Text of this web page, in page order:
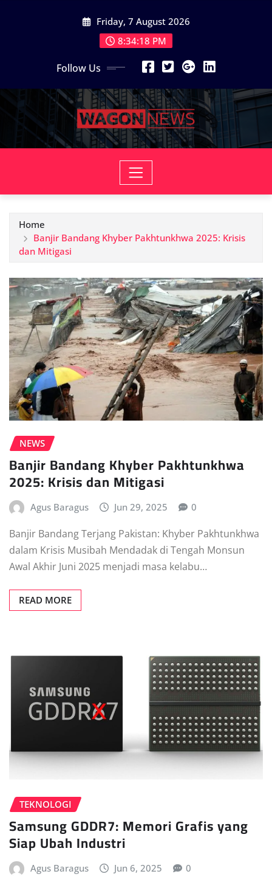
Friday, 7 August 2026
8:34:19 PM
Follow Us
Home
Banjir Bandang Khyber Pakhtunkhwa 2025: Krisis
dan Mitigasi
NEWS
Banjir Bandang Khyber Pakhtunkhwa
2025: Krisis dan Mitigasi
Agus Baragus Jun 29, 2025 0
Banjir Bandang Terjang Pakistan: Khyber Pakhtunkhwa
dalam Krisis Musibah Mendadak di Tengah Monsun
Awal Akhir Juni 2025 menjadi masa kelabu…
READ MORE
TEKNOLOGI
Samsung GDDR7: Memori Grafis yang
Siap Ubah Industri
Agus Baragus Jun 6, 2025 0